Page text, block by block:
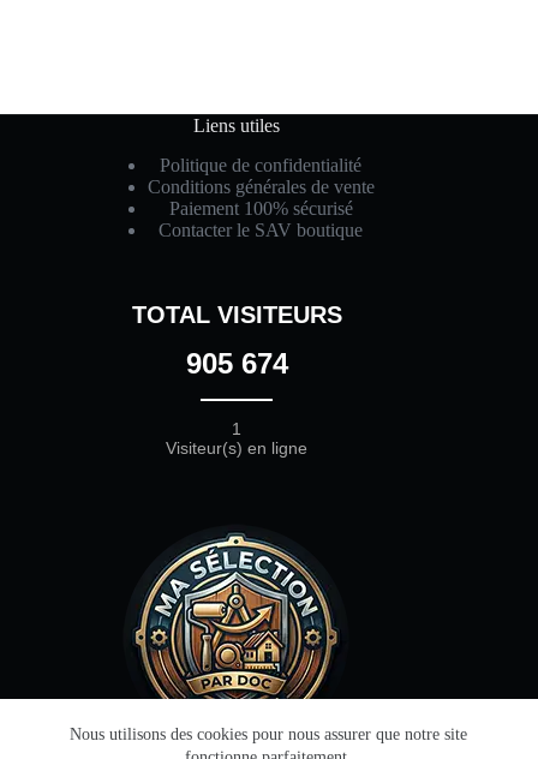
Nous utilisons des cookies pour nous assurer que notre site
Liens utiles
Politique de confidentialité
Conditions générales de vente
Paiement 100% sécurisé
Contacter le SAV boutique
TOTAL VISITEURS
905 674
1
Visiteur(s) en ligne